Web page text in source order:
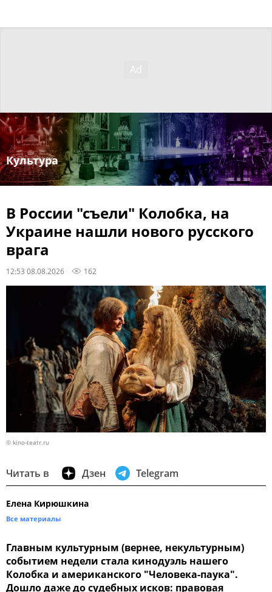
Культура
В России "съели" Колобка, на
Украине нашли нового русского
врага
12:53 08.08.2026 162
© kino-teatr.ru
Читать в Дзен Telegram
Елена Кирюшкина
Все материалы
Главным культурным (вернее, некультурным)
событием недели стала кинодуэль нашего
Колобка и американского "Человека-паука".
Дошло даже до судебных исков: правовая